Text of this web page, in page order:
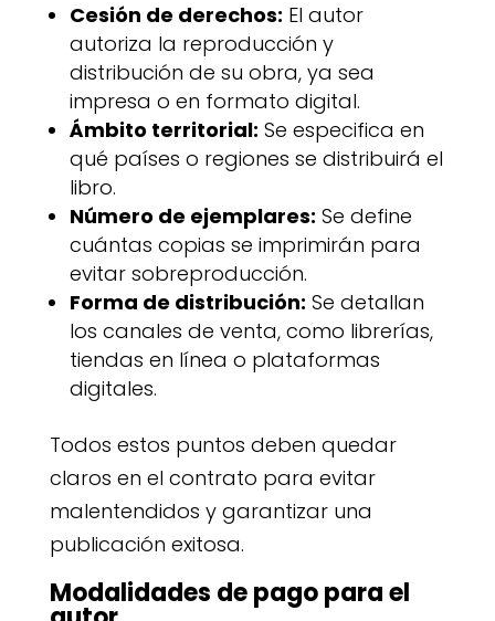
Cesión de derechos: El autor
autoriza la reproducción y
distribución de su obra, ya sea
impresa o en formato digital.
Ámbito territorial: Se especifica en
qué países o regiones se distribuirá el
libro.
Número de ejemplares: Se define
cuántas copias se imprimirán para
evitar sobreproducción.
Forma de distribución: Se detallan
los canales de venta, como librerías,
tiendas en línea o plataformas
digitales.
Todos estos puntos deben quedar
claros en el contrato para evitar
malentendidos y garantizar una
publicación exitosa.
Modalidades de pago para el